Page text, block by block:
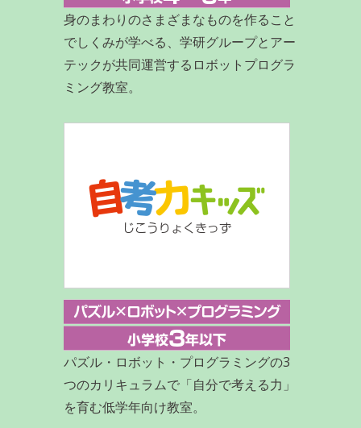
身のまわりのさまざまなものを作ること
でしくみが学べる、学研グループとアー
テックが共同運営するロボットプログラ
ミング教室。
パズル・ロボット・プログラミングの3
つのカリキュラムで「自分で考える力」
を育む低学年向け教室。